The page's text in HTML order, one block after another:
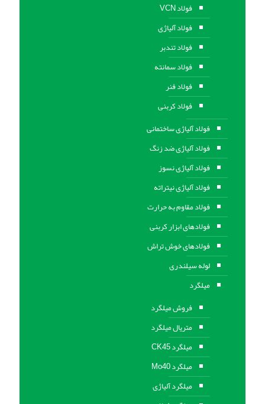
فولاد VCN
فولاد آلیاژی
فولاد تندبر
فولاد سمانته
فولاد فنر
فولاد کربنی
فولاد آلیاژی ساختمانی
فولاد آلیاژی ضد زنگ
فولاد آلیاژی نسوز
فولاد آلیاژی نیتراته
فولاد مقاوم به حرارت
فولادهای ابزار کربنی
فولادهای خوش تراش
لوله سیلندری
میلگرد
فروش میلگرد
متریال میلگرد
میلگرد CK45
میلگرد Mo40
میلگرد آلیاژی